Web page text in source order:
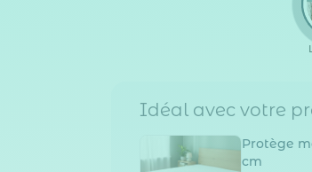
Idéal avec votre
Protège
cm